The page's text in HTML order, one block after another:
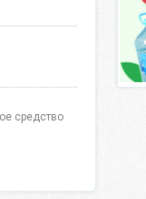
средство